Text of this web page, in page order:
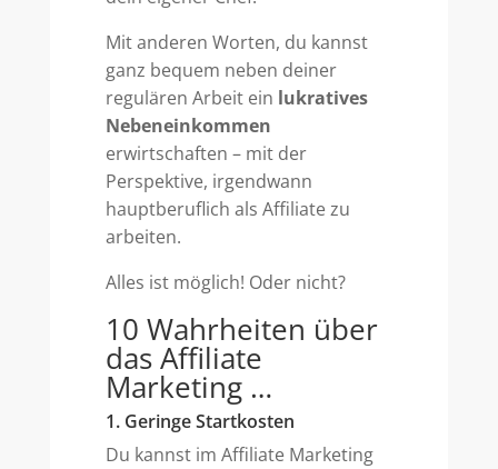
Mit anderen Worten, du kannst
ganz bequem neben deiner
regulären Arbeit ein lukratives
Nebeneinkommen
erwirtschaften – mit der
Perspektive, irgendwann
hauptberuflich als Affiliate zu
arbeiten.
Alles ist möglich! Oder nicht?
10 Wahrheiten über
das Affiliate
Marketing …
1. Geringe Startkosten
Du kannst im Affiliate Marketing